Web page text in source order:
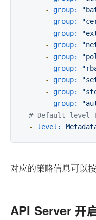
-
group:
-
group:
-
group:
-
group:
-
group:
-
group:
-
group:
-
group:
-
group:
# Default level
-
level:
对应的策略信息可以
API Server 开